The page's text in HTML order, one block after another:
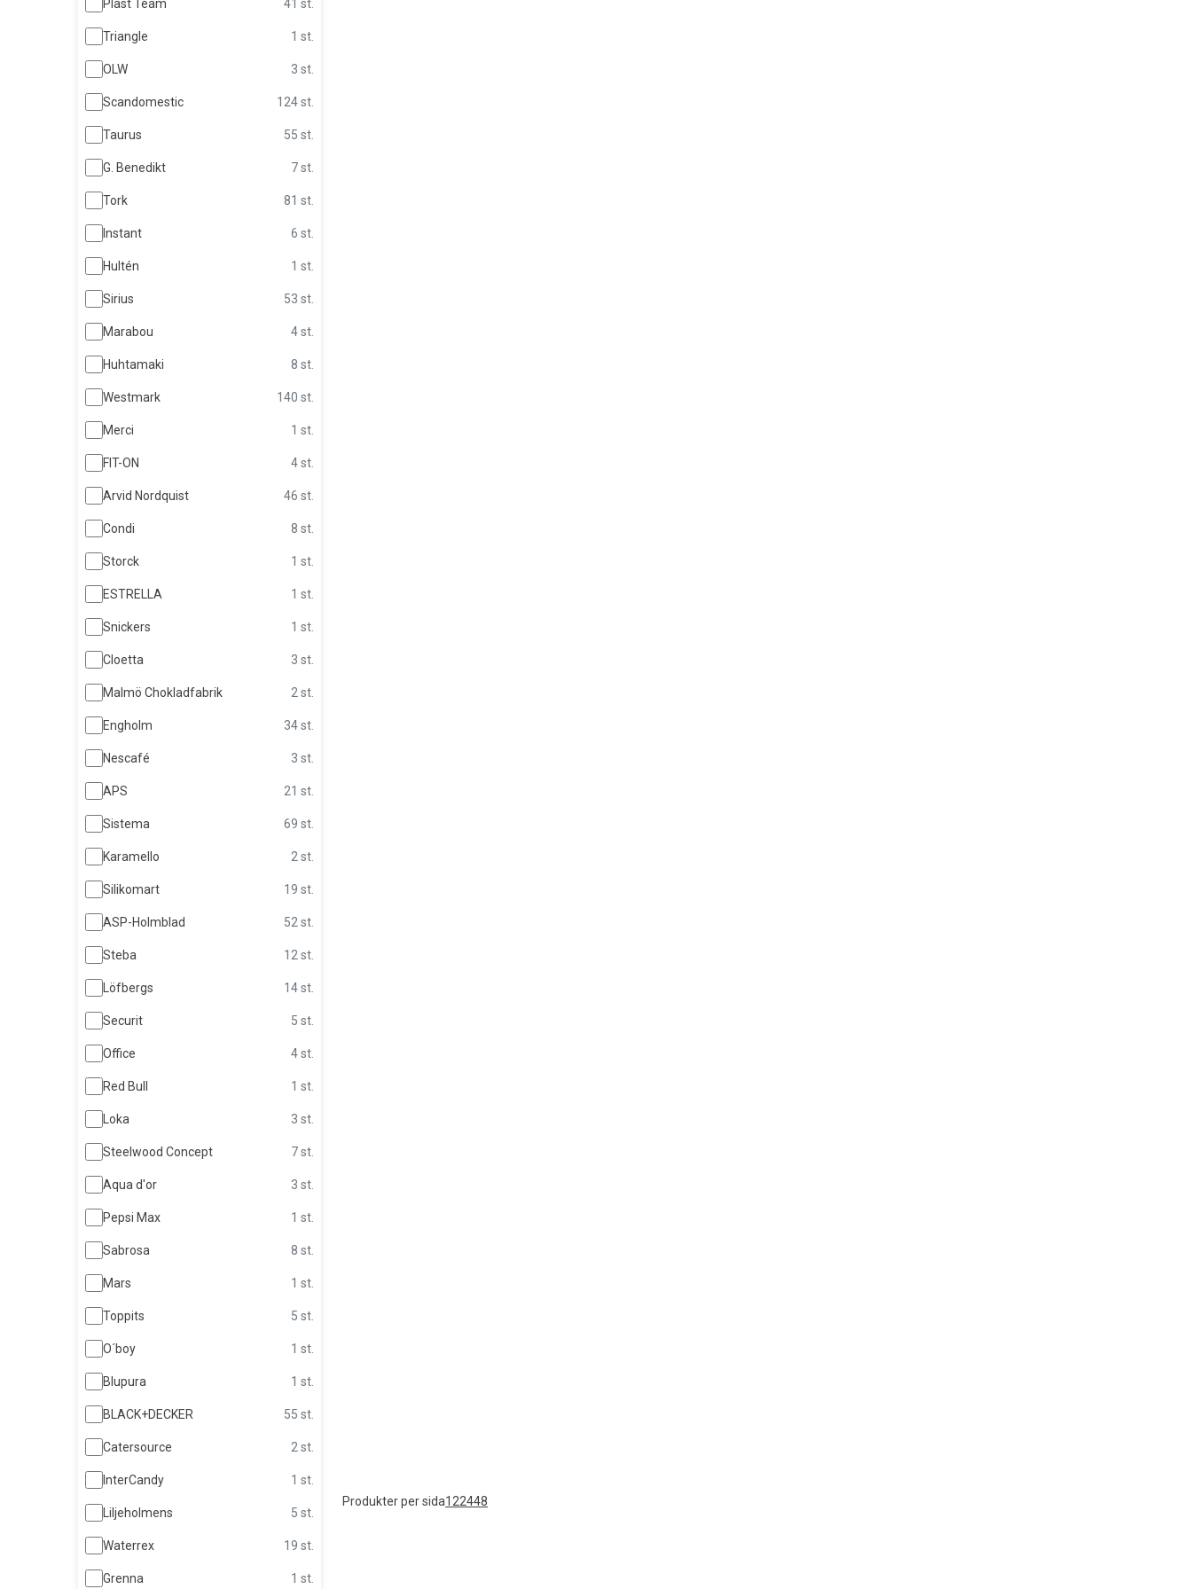
Plast Team 41 st.
Triangle 1 st.
OLW 3 st.
Scandomestic 124 st.
Taurus 55 st.
G. Benedikt 7 st.
Tork 81 st.
Instant 6 st.
Hultén 1 st.
Sirius 53 st.
Marabou 4 st.
Huhtamaki 8 st.
Westmark 140 st.
Merci 1 st.
FIT-ON 4 st.
Arvid Nordquist 46 st.
Condi 8 st.
Storck 1 st.
ESTRELLA 1 st.
Snickers 1 st.
Cloetta 3 st.
Malmö Chokladfabrik 2 st.
Engholm 34 st.
Nescafé 3 st.
APS 21 st.
Sistema 69 st.
Karamello 2 st.
Silikomart 19 st.
ASP-Holmblad 52 st.
Steba 12 st.
Löfbergs 14 st.
Securit 5 st.
Office 4 st.
Red Bull 1 st.
Loka 3 st.
Steelwood Concept 7 st.
Aqua d'or 3 st.
Pepsi Max 1 st.
Sabrosa 8 st.
Mars 1 st.
Toppits 5 st.
O´boy 1 st.
Blupura 1 st.
BLACK+DECKER 55 st.
Catersource 2 st.
InterCandy 1 st.
Liljeholmens 5 st.
Waterrex 19 st.
Grenna 1 st.
Produkter per sida122448